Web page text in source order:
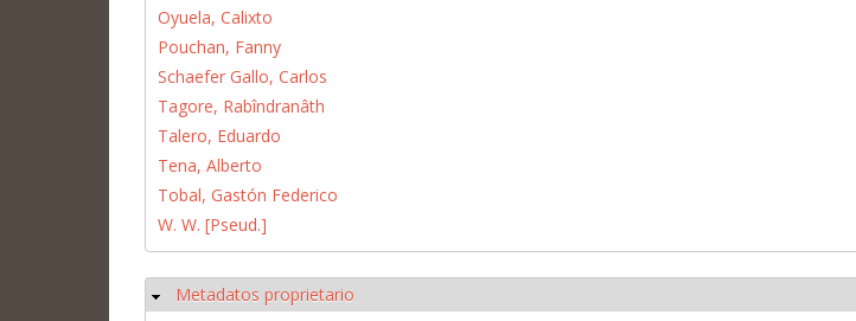
Oyuela, Calixto
Pouchan, Fanny
Schaefer Gallo, Carlos
Tagore, Rabîndranâth
Talero, Eduardo
Tena, Alberto
Tobal, Gastón Federico
W. W. [Pseud.]
Ocultar
Metadatos proprietario